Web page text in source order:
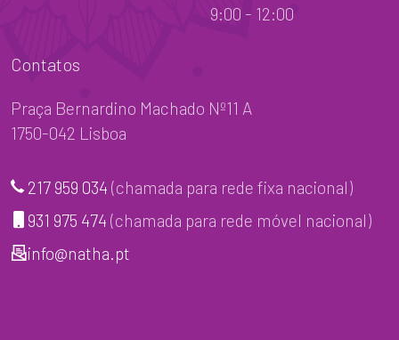
9:00 - 12:00
Contatos
Praça Bernardino Machado Nº11 A
1750-042 Lisboa
217 959 034 (chamada para rede fixa nacional)
931 975 474 (chamada para rede móvel nacional)
info@natha.pt